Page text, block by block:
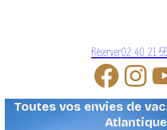
Réserver02 40 21
Toutes vos envies de
Atlantique